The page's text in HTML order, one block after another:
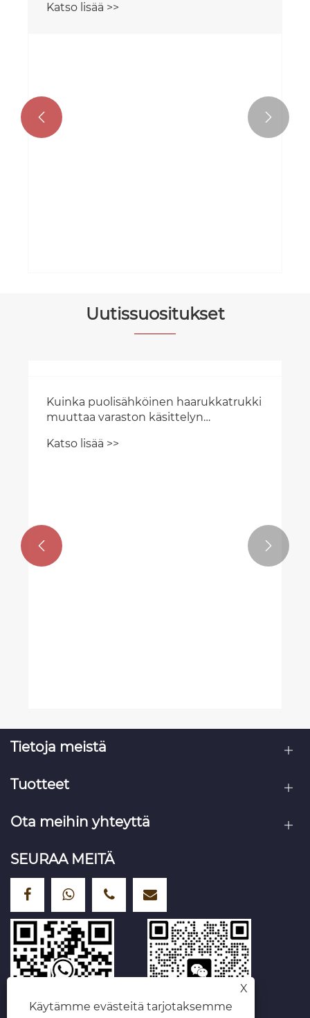
Katso lisää >>
 
Uutissuositukset
Kuinka puolisähköinen haarukkatrukki
muuttaa varaston käsittelyn
Katso lisää >>
 
Tietoja meistä
Tuotteet
Ota meihin yhteyttä
SEURAA MEITÄ
X
Käytämme evästeitä tarjotaksemme